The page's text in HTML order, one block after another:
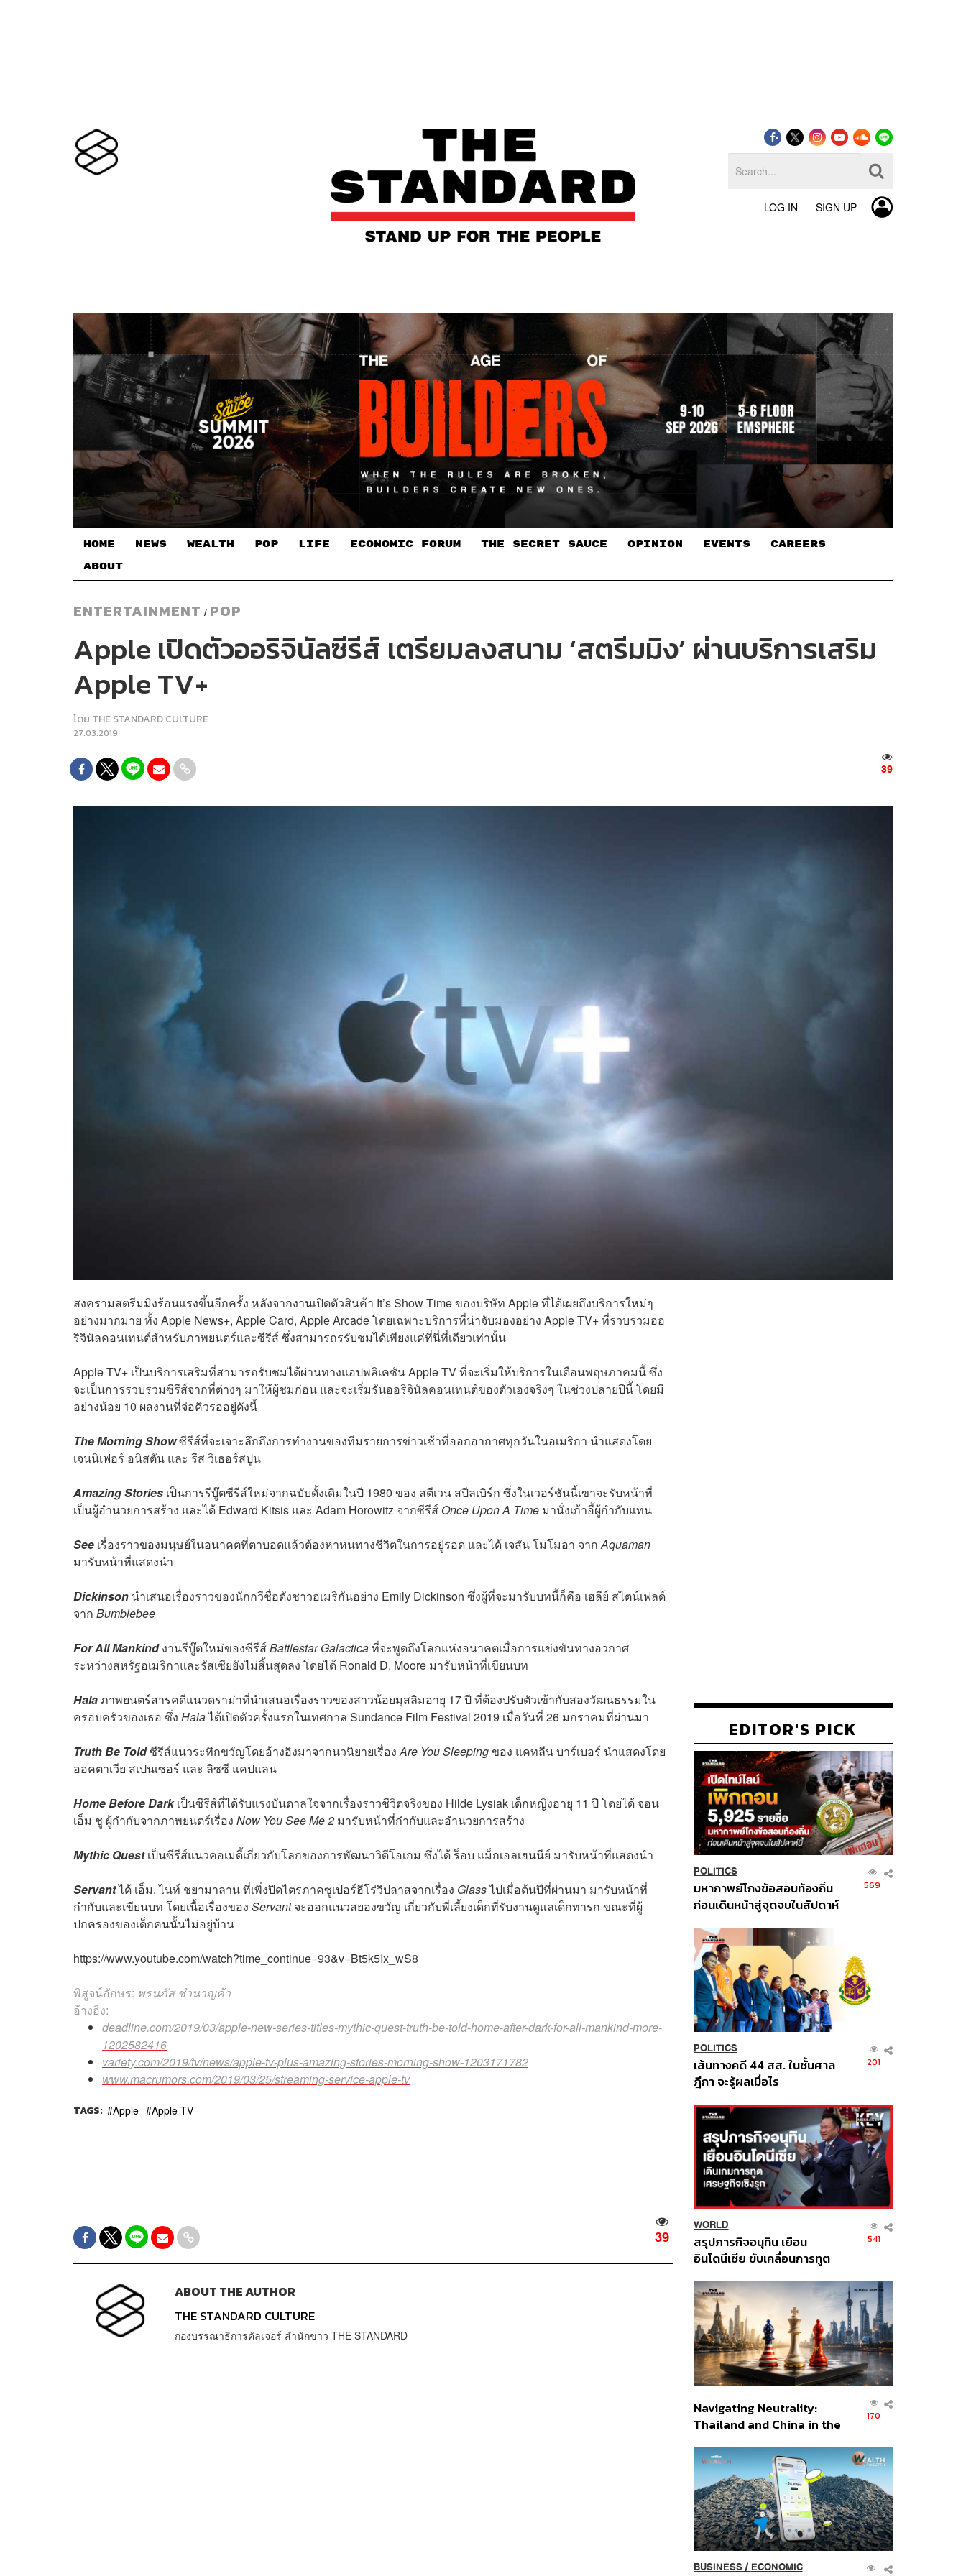
LOG IN SIGN UP
HOME NEWS WEALTH POP LIFE ECONOMIC FORUM THE SECRET SAUCE​ OPINION EVENTS CAREERS
ABOUT
ENTERTAINMENT / POP
Apple เปิดตัวออริจินัลซีรีส์ เตรียมลงสนาม ‘สตรีมมิง’ ผ่านบริการเสริม
Apple TV+
โดย THE STANDARD CULTURE
27.03.2019
39
สงครามสตรีมมิงร้อนแรงขึ้นอีกครั้ง หลังจากงานเปิดตัวสินค้า It’s Show Time ของบริษัท Apple ที่ได้เผยถึงบริการใหม่ๆ
อย่างมากมาย ทั้ง Apple News+, Apple Card, Apple Arcade โดยเฉพาะบริการที่น่าจับมองอย่าง Apple TV+ ที่รวบรวมออ
ริจินัลคอนเทนต์สำหรับภาพยนตร์และซีรีส์ ซึ่งสามารถรรับชมได้เพียงแค่ที่นี่ที่เดียวเท่านั้น
Apple TV+ เป็นบริการเสริมที่สามารถรับชมได้ผ่านทางแอปพลิเคชัน Apple TV ที่จะเริ่มให้บริการในเดือนพฤษภาคมนี้ ซึ่ง
จะเป็นการรวบรวมซีรีส์จากที่ต่างๆ มาให้ผู้ชมก่อน และจะเริ่มรันออริจินัลคอนเทนต์ของตัวเองจริงๆ ในช่วงปลายปีนี้ โดยมี
อย่างน้อย 10 ผลงานที่จ่อคิวรออยู่ดังนี้
The Morning Showซีรีส์ที่จะเจาะลึกถึงการทำงานของทีมรายการข่าวเช้าที่ออกอากาศทุกวันในอเมริกา นำแสดงโดย
เจนนิเฟอร์ อนิสตัน และ รีส วิเธอร์สปูน
Amazing Stories เป็นการรีบู๊ตซีรีส์ใหม่จากฉบับดั้งเดิมในปี 1980 ของ สตีเวน สปีลเบิร์ก ซึ่งในเวอร์ชันนี้เขาจะรับหน้าที่
เป็นผู้อำนวยการสร้าง และได้ Edward Kitsis และ Adam Horowitz จากซีรีส์ Once Upon A Time มานั่งเก้าอี้ผู้กำกับแทน
See เรื่องราวของมนุษย์ในอนาคตที่ตาบอดแล้วต้องหาหนทางชีวิตในการอยู่รอด และได้ เจสัน โมโมอา จากAquaman
มารับหน้าที่แสดงนำ
Dickinson นำเสนอเรื่องราวของนักกวีชื่อดังชาวอเมริกันอย่าง Emily Dickinson ซึ่งผู้ที่จะมารับบทนี้ก็คือ เฮลีย์ สไตน์เฟลด์
จาก Bumblebee
For All Mankindงานรีบู๊ตใหม่ของซีรีส์Battlestar Galacticaที่จะพูดถึงโลกแห่งอนาคตเมื่อการแข่งขันทางอวกาศ
ระหว่างสหรัฐอเมริกาและรัสเซียยังไม่สิ้นสุดลง โดยได้ Ronald D. Moore มารับหน้าที่เขียนบท
Halaภาพยนตร์สารคดีแนวดราม่าที่นำเสนอเรื่องราวของสาวน้อยมุสลิมอายุ 17 ปี ที่ต้องปรับตัวเข้ากับสองวัฒนธรรมใน
ครอบครัวของเธอ ซึ่ง Halaได้เปิดตัวครั้งแรกในเทศกาล Sundance Film Festival 2019 เมื่อวันที่ 26 มกราคมที่ผ่านมา
Truth Be Toldซีรีส์แนวระทึกขวัญโดยอ้างอิงมาจากนวนิยายเรื่องAre You Sleepingของ แคทลีน บาร์เบอร์ นำแสดงโดย
ออคตาเวีย สเปนเซอร์ และ ลิซซี แคปแลน
Home Before Darkเป็นซีรีส์ที่ได้รับแรงบันดาลใจจากเรื่องราวชีวิตจริงของ Hilde Lysiak เด็กหญิงอายุ 11 ปี โดยได้ จอน
เอ็ม ชู ผู้กำกับจากภาพยนตร์เรื่อง Now You See Me 2 มารับหน้าที่กำกับและอำนวยการสร้าง
Mythic Questเป็นซีรีส์แนวคอเมดี้เกี่ยวกับโลกของการพัฒนาวิดีโอเกม ซึ่งได้ ร็อบ แม็กเอลเฮนนีย์ มารับหน้าที่แสดงนำ
Servantได้ เอ็ม. ไนท์ ชยามาลาน ที่เพิ่งปิดไตรภาคซูเปอร์ฮีโร่วิปลาสจากเรื่อง Glassไปเมื่อต้นปีที่ผ่านมา มารับหน้าที่
กำกับและเขียนบท โดยเนื้อเรื่องของ Servantจะออกแนวสยองขวัญ เกี่ยวกับพี่เลี้ยงเด็กที่รับงานดูแลเด็กทารก ขณะที่ผู้
ปกครองของเด็กคนนั้นไม่อยู่บ้าน
https://www.youtube.com/watch?time_continue=93&v=Bt5k5Ix_wS8
พิสูจน์อักษร: พรนภัส ชำนาญค้า
อ้างอิง:
deadline.com/2019/03/apple-new-series-titles-mythic-quest-truth-be-told-home-after-dark-for-all-mankind-more-
1202582416
variety.com/2019/tv/news/apple-tv-plus-amazing-stories-morning-show-1203171782
www.macrumors.com/2019/03/25/streaming-service-apple-tv
TAGS: Apple Apple TV
39
ABOUT THE AUTHOR
THE STANDARD CULTURE
กองบรรณาธิการคัลเจอร์ สำนักข่าว THE STANDARD
EDITOR'S PICK
POLITICS
มหากาพย์โกงข้อสอบท้องถิ่น
ก่อนเดินหน้าสู่จุดจบในสัปดาห์
569
POLITICS
เส้นทางคดี 44 สส. ในชั้นศาล
ฎีกา จะรู้ผลเมื่อไร
201
WORLD
สรุปภารกิจอนุทิน เยือน
อินโดนีเซีย ขับเคลื่อนการทูต
ส่วนยุทธศาสตร์ไทย –
อินโดนีเซีย
541
Navigating Neutrality:
Thailand and China in the
Order
170
BUSINESS/ ECONOMIC